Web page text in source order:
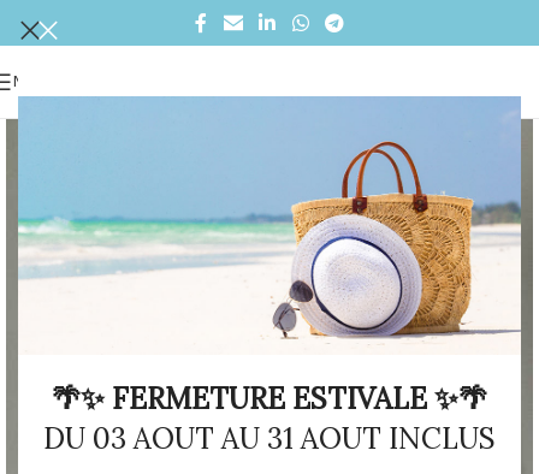
🌴✨ FERMETURE ESTIVALE ✨🌴
DU 03 AOUT AU 31 AOUT INCLUS
MENU